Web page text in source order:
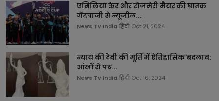
एमिलिया केर और रोजमेरी मैयर की घातक
गेंदबाजी से न्यूजील...
News Tv India हिंदी Oct 21, 2024
न्याय की देवी की मूर्ति में ऐतिहासिक बदलाव:
आंखों से पट...
News Tv India हिंदी Oct 16, 2024